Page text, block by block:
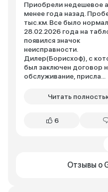
Приобрели недешевое
менее года назад.
тыс.км. Все было
28.02.2026 года на
появился значок
неисправности.
Дилер(Борисхоф), с
был заключен договор
обслуживание, присла...
Читать
6
Отзывы о